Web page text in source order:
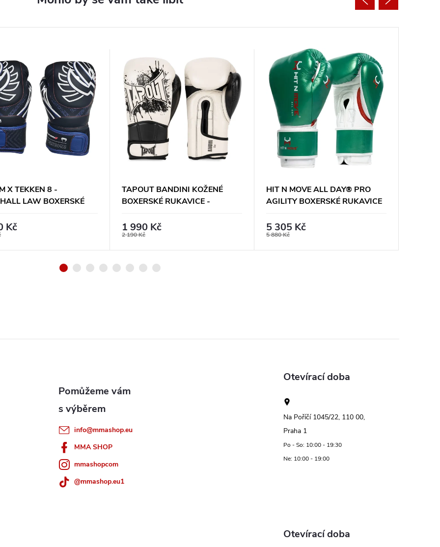
X TEKKEN 8 -
LAW BOXERSKÉ
BÍLÉ
Kč
TAPOUT BANDINI KOŽENÉ
BOXERSKÉ RUKAVICE -
1 990 Kč
2 190 Kč
HIT N MOVE ALL DAY® PRO
AGILITY BOXERSKÉ RUKAVICE
ZELENO/BÍLÉ
5 305 Kč
5 880 Kč
info@mmashop.eu
MMA SHOP
mmashopcom
@mmashop.eu1
Otevírací doba
Na Poříčí 1045/22, 110 00,
Praha 1
Po - So: 10:00 - 19:30
Ne: 10:00 - 19:00
Otevírací doba